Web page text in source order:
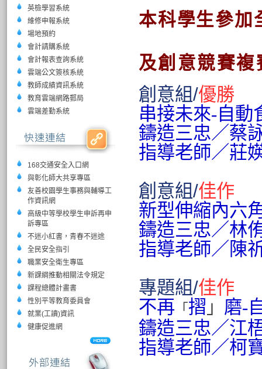
英檢學習系統
維修申報系統
場地預約
會計請購系統
會計報表查詢系統
雲端公文簽核系統
教師成績資訊系統
教育雲端網路郵局
雲端差勤系統
168交通安全入口網
與彰化師大共享專區
友善校園學生事務與輔導工
作資訊網
高級中等學校學生申訴再申
訴專區
不迷小紅書，青春不迷途
全民安全指引
職業安全衛生專區
新課綱推動相關法令規定
課程總體計畫書
性別平等教育委員會
就業(工讀)資訊
健康促進網
本科學生參加
及創意競賽
創意組/優勝
串接未來-自動
鑄造三忠／蔡
指導老師／莊
創意組/佳作
新型伸縮內六
鑄造三忠／林
指導老師／陳
專題組/佳作
不再 「 摺 」 磨-
鑄造三忠／江
指導老師／柯